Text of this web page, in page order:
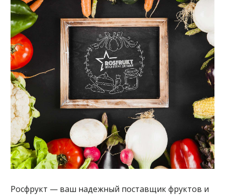
Росфрукт — ваш надежный поставщик фруктов и